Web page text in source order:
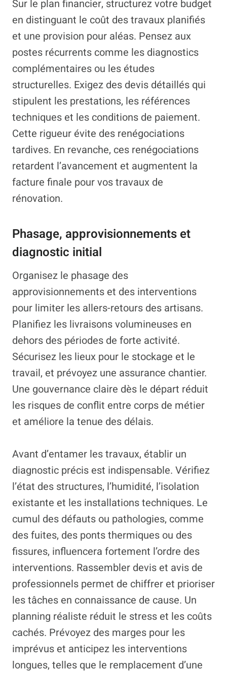
Sur le plan financier, structurez votre budget
en distinguant le coût des travaux planifiés
et une provision pour aléas. Pensez aux
postes récurrents comme les diagnostics
complémentaires ou les études
structurelles. Exigez des devis détaillés qui
stipulent les prestations, les références
techniques et les conditions de paiement.
Cette rigueur évite des renégociations
tardives. En revanche, ces renégociations
retardent l’avancement et augmentent la
facture finale pour vos travaux de
rénovation.
Phasage, approvisionnements et
diagnostic initial
Organisez le phasage des
approvisionnements et des interventions
pour limiter les allers-retours des artisans.
Planifiez les livraisons volumineuses en
dehors des périodes de forte activité.
Sécurisez les lieux pour le stockage et le
travail, et prévoyez une assurance chantier.
Une gouvernance claire dès le départ réduit
les risques de conflit entre corps de métier
et améliore la tenue des délais.
Avant d’entamer les travaux, établir un
diagnostic précis est indispensable. Vérifiez
l’état des structures, l’humidité, l’isolation
existante et les installations techniques. Le
cumul des défauts ou pathologies, comme
des fuites, des ponts thermiques ou des
fissures, influencera fortement l’ordre des
interventions. Rassembler devis et avis de
professionnels permet de chiffrer et prioriser
les tâches en connaissance de cause. Un
planning réaliste réduit le stress et les coûts
cachés. Prévoyez des marges pour les
imprévus et anticipez les interventions
longues, telles que le remplacement d’une